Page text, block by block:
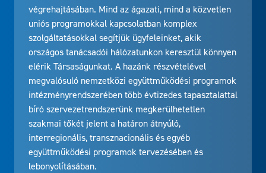
végrehajtásában. Mind az ágazati, mind a közvetlen
uniós programokkal kapcsolatban komplex
szolgáltatásokkal segítjük ügyfeleinket, akik
országos tanácsadói hálózatunkon keresztül könnyen
elérik Társaságunkat. A hazánk részvételével
megvalósuló nemzetközi együttműködési programok
intézményrendszerében több évtizedes tapasztalattal
bíró szervezetrendszerünk megkerülhetetlen
szakmai tőkét jelent a határon átnyúló,
interregionális, transznacionális és egyéb
együttműködési programok tervezésében és
lebonyolításában.